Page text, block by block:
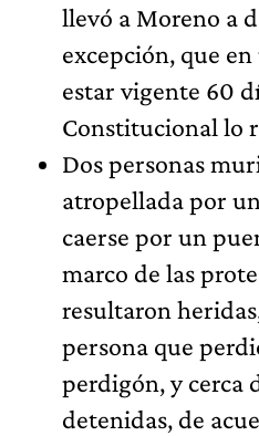
llevó a Moreno a
excepción, que
estar vigente 60
Constitucional lo
Dos personas
atropellada por
caerse por un
marco de las
resultaron
persona que
perdigón, y cerca
detenidas, de